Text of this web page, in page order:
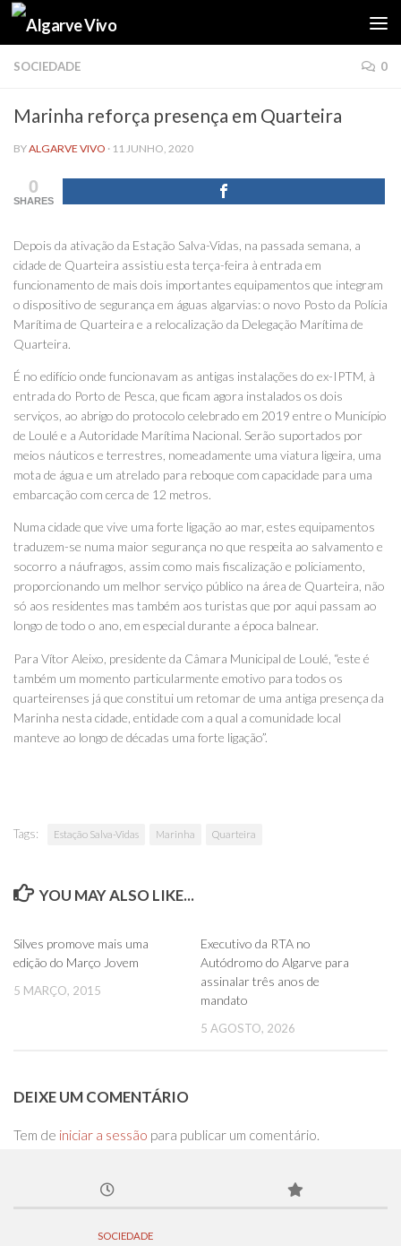
Skip to content
SOCIEDADE 0
Marinha reforça presença em Quarteira
BYALGARVE VIVO · 11 JUNHO, 2020
0
SHARES
Depois da ativação da Estação Salva-Vidas, na passada semana, a
cidade de Quarteira assistiu esta terça-feira à entrada em
funcionamento de mais dois importantes equipamentos que integram
o dispositivo de segurança em águas algarvias: o novo Posto da Polícia
Marítima de Quarteira e a relocalização da Delegação Marítima de
Quarteira.
É no edifício onde funcionavam as antigas instalações do ex-IPTM, à
entrada do Porto de Pesca, que ficam agora instalados os dois
serviços, ao abrigo do protocolo celebrado em 2019 entre o Município
de Loulé e a Autoridade Marítima Nacional. Serão suportados por
meios náuticos e terrestres, nomeadamente uma viatura ligeira, uma
mota de água e um atrelado para reboque com capacidade para uma
embarcação com cerca de 12 metros.
Numa cidade que vive uma forte ligação ao mar, estes equipamentos
traduzem-se numa maior segurança no que respeita ao salvamento e
socorro a náufragos, assim como mais fiscalização e policiamento,
proporcionando um melhor serviço público na área de Quarteira, não
só aos residentes mas também aos turistas que por aqui passam ao
longo de todo o ano, em especial durante a época balnear.
Para Vítor Aleixo, presidente da Câmara Municipal de Loulé, “este é
também um momento particularmente emotivo para todos os
quarteirenses já que constitui um retomar de uma antiga presença da
Marinha nesta cidade, entidade com a qual a comunidade local
manteve ao longo de décadas uma forte ligação”.
Tags: Estação Salva-Vidas Marinha Quarteira
YOU MAY ALSO LIKE...
Silves promove mais uma
edição do Março Jovem
5 MARÇO, 2015
Executivo da RTA no
Autódromo do Algarve para
assinalar três anos de
mandato
5 AGOSTO, 2026
DEIXE UM COMENTÁRIO
Tem de iniciar a sessão para publicar um comentário.
SOCIEDADE